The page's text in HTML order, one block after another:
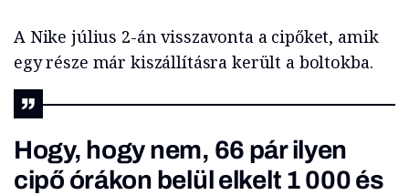
A Nike július 2-án visszavonta a cipőket, amik
egy része már kiszállításra került a boltokba.
Hogy, hogy nem, 66 pár ilyen
cipő órákon belül elkelt 1 000 és